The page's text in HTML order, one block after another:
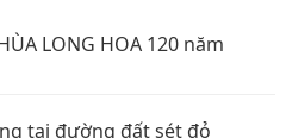
LONG HOA 120 năm
tại đường đất sét đỏ